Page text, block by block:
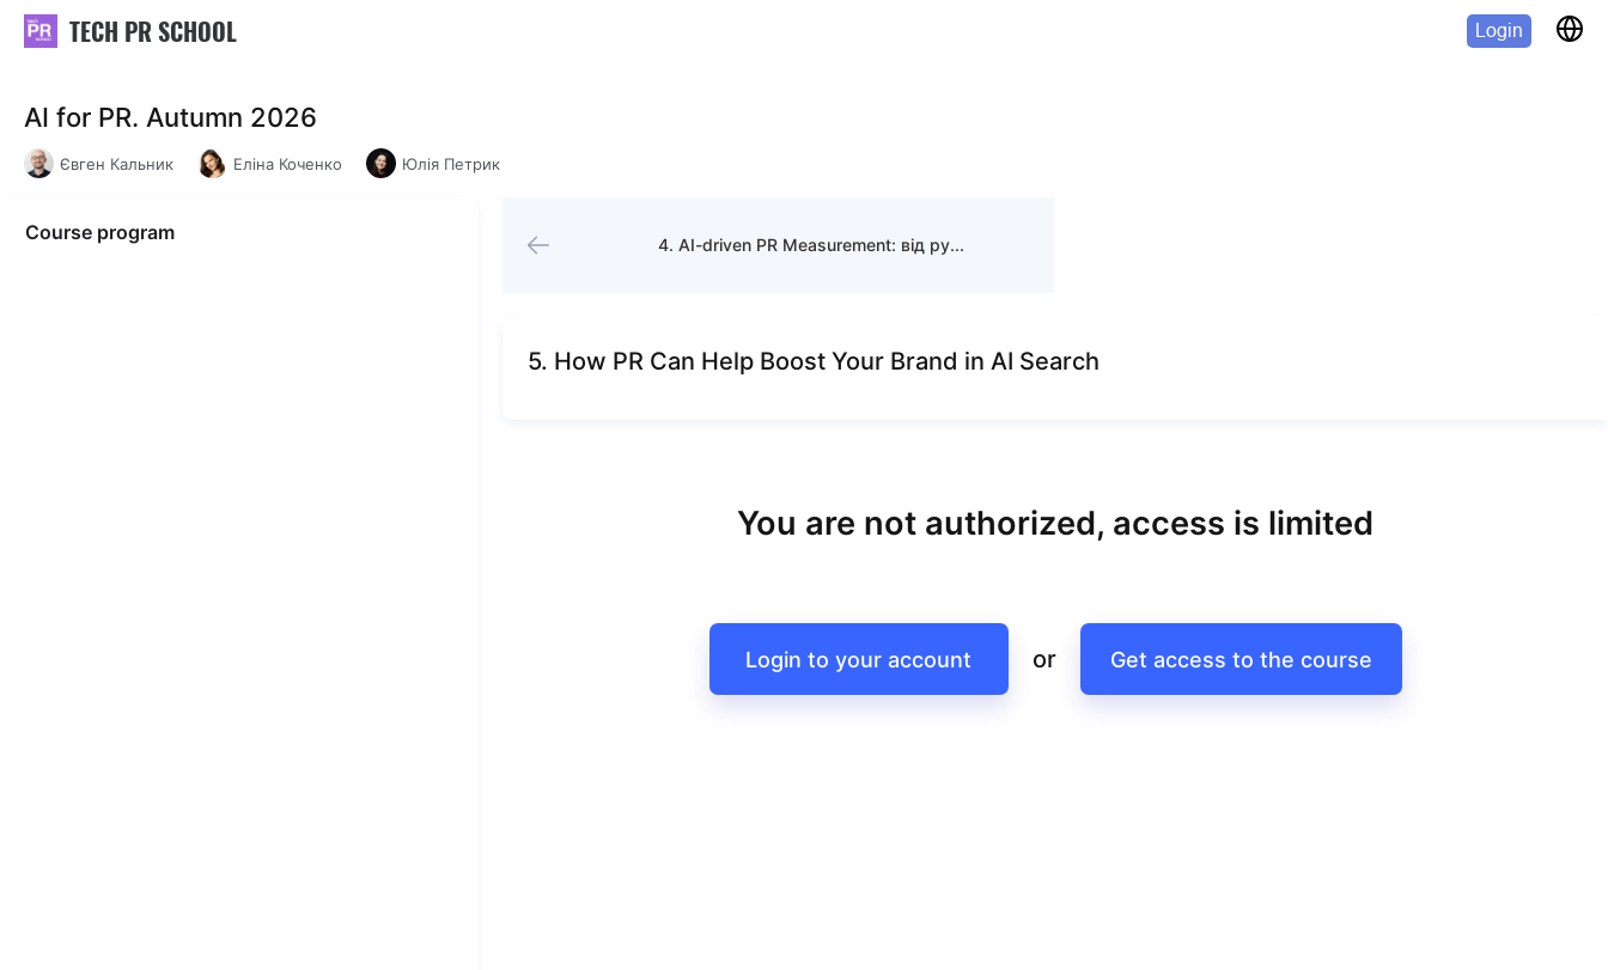
TECH PR SCHOOL Login
AI for PR. Autumn 2026
Євген Кальник Еліна Коченко Юлія Петрик
Course program
4. AI-driven PR Measurement: від ручної роботи до розумних інсайтів
5. How PR Can Help Boost Your Brand in AI Search
You are not authorized, access is limited
Login to your account or Get access to the course